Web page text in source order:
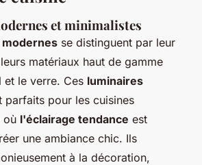
et minimalistes
se distinguent par leur
matériaux haut de gamme
et le verre. Ces luminaires
parfaits pour les cuisines
où l'éclairage tendance est
une ambiance chic. Ils
à la décoration,